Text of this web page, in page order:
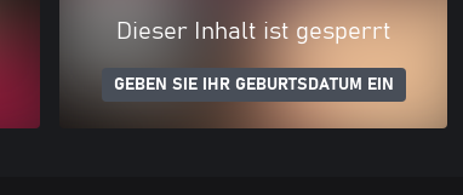
Dieser Inhalt ist gesperrt
GEBEN SIE IHR GEBURTSDATUM EIN